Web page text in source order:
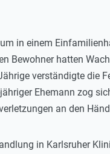
in einem
Bewohner hatten
verständigte die
Ehemann zog
an den
in Karlsruher